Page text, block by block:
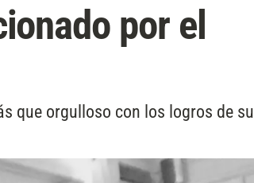
por el
que orgulloso con los logros de su